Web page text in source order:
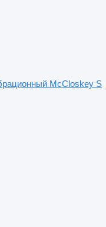
McCloskey S